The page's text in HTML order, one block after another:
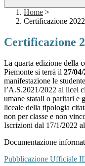
Home >
Certificazione 2022
Certificazione
La quarta edizione della
Piemonte si terrà il 27/
manifestazione le
l’A.S.2021/2022 ai licei
umane statali o paritari e
liceale della tipologia
non per classe e non
Iscrizioni dal 17/1/2022
Documentazione
Pubblicazione Ufficiale